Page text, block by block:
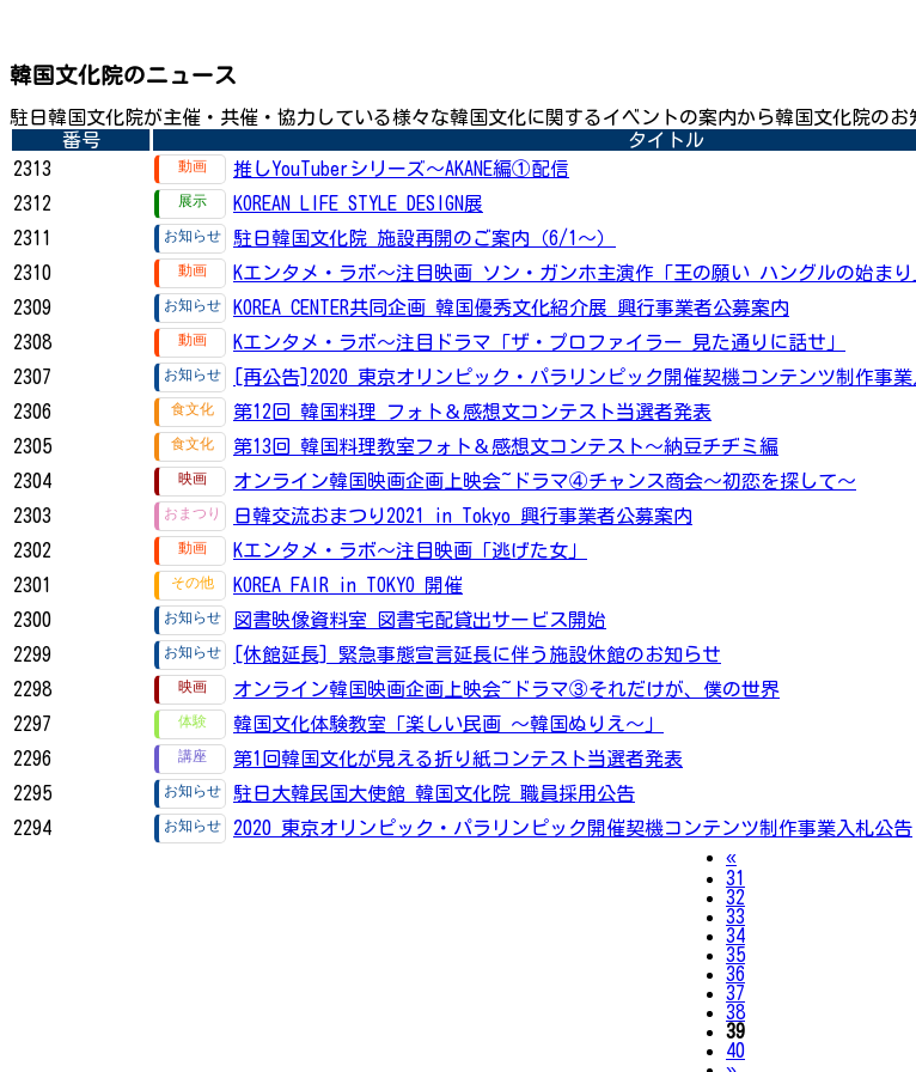
韓国文化院のニュース
駐日韓国文化院が主催・共催・協力している様々な韓国文化に関するイベントの案内から韓国文化院の
番号
タイトル
2313
推しYouTuberシリーズ〜AKANE編①配信
2312
KOREAN LIFE STYLE DESIGN展
2311
駐日韓国文化院 施設再開のご案内（6/1～）
2310
Kエンタメ・ラボ～注目映画 ソン・ガンホ主演作「王の願い ハングルの始まり
2309
KOREA CENTER共同企画 韓国優秀文化紹介展 興行事業者公募案内
2308
Kエンタメ・ラボ～注目ドラマ「ザ・プロファイラー 見た通りに話せ」
2307
[再公告]2020 東京オリンピック・パラリンピック開催契機コンテンツ制作事
2306
第12回 韓国料理 フォト＆感想文コンテスト当選者発表
2305
第13回 韓国料理教室フォト＆感想文コンテスト～納豆チヂミ編
2304
オンライン韓国映画企画上映会~ドラマ④チャンス商会～初恋を探して～
2303
日韓交流おまつり2021 in Tokyo 興行事業者公募案内
2302
Kエンタメ・ラボ～注目映画「逃げた女」
2301
KOREA FAIR in TOKYO 開催
2300
図書映像資料室 図書宅配貸出サービス開始
2299
[休館延長] 緊急事態宣言延長に伴う施設休館のお知らせ
2298
オンライン韓国映画企画上映会~ドラマ③それだけが、僕の世界
2297
韓国文化体験教室「楽しい民画 〜韓国ぬりえ～」
2296
第1回韓国文化が見える折り紙コンテスト当選者発表
2295
駐日大韓民国大使館 韓国文化院 職員採用公告
2294
2020 東京オリンピック・パラリンピック開催契機コンテンツ制作事業入札公告
«Previous
31
32
33
34
35
36
37
38
39
40